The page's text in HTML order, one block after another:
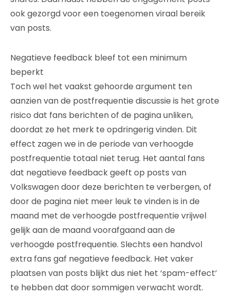
ook gezorgd voor een toegenomen viraal bereik
van posts.
Negatieve feedback bleef tot een minimum
beperkt
Toch wel het vaakst gehoorde argument ten
aanzien van de postfrequentie discussie is het grote
risico dat fans berichten of de pagina unliken,
doordat ze het merk te opdringerig vinden. Dit
effect zagen we in de periode van verhoogde
postfrequentie totaal niet terug. Het aantal fans
dat negatieve feedback geeft op posts van
Volkswagen door deze berichten te verbergen, of
door de pagina niet meer leuk te vinden is in de
maand met de verhoogde postfrequentie vrijwel
gelijk aan de maand voorafgaand aan de
verhoogde postfrequentie. Slechts een handvol
extra fans gaf negatieve feedback. Het vaker
plaatsen van posts blijkt dus niet het ‘spam-effect’
te hebben dat door sommigen verwacht wordt.